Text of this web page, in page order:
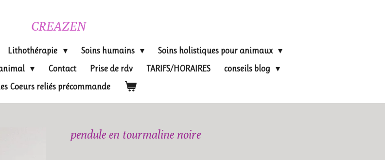
CREAZEN
Lithothérapie Soins humains
Soins holistiques pour animaux
Contact Prise de rdv TARIFS/HORAIRES
conseils blog
Coeurs reliés précommande
pendule en tourmaline noire